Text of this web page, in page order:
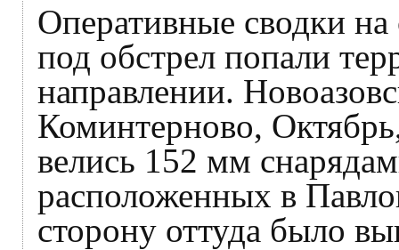
Оперативные сводки
под обстрел попали
направлении.
Коминтерново,
велись 152 мм
расположенных в
сторону оттуда было